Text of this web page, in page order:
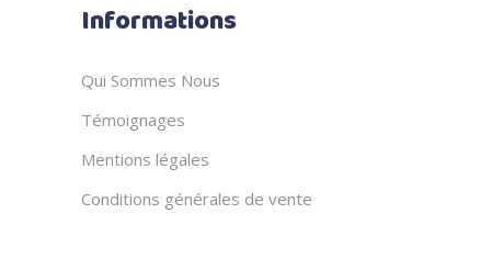
Informations
Qui Sommes Nous
Témoignages
Mentions légales
Conditions générales de vente